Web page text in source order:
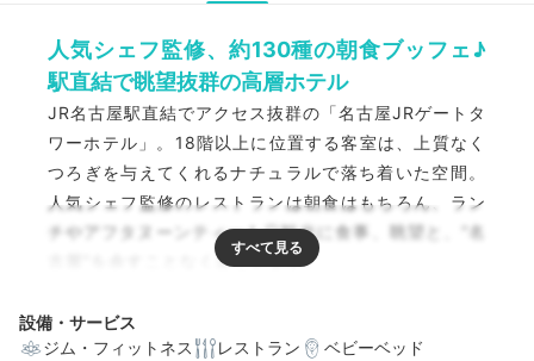
人気シェフ監修、約130種の朝食ブッフェ♪
駅直結で眺望抜群の高層ホテル
JR名古屋駅直結でアクセス抜群の「名古屋JRゲートタ
ワーホテル」。18階以上に位置する客室は、上質なく
つろぎを与えてくれるナチュラルで落ち着いた空間。
人気シェフ監修のレストランは朝食はもちろん、ラン
チやアフタヌーンティーも◎観光に食事、眺望と、“名
古屋”を余すことなく楽しめます。
設備・サービス
ジム・フィットネス
レストラン
ベビーベッド